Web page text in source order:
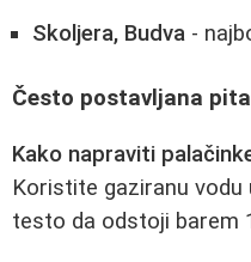
Skoljera, Budva -
Često postavljana
Kako napraviti
Koristite gaziranu
testo da odstoji barem